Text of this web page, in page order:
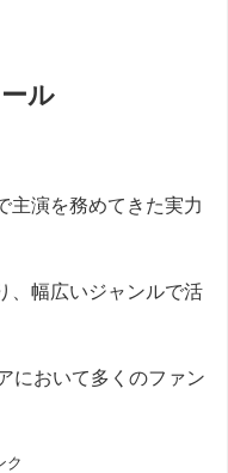
ル
主演を務めてきた実力
、幅広いジャンルで活
において多くのファン
ク